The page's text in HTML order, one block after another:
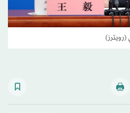
(رويترز)